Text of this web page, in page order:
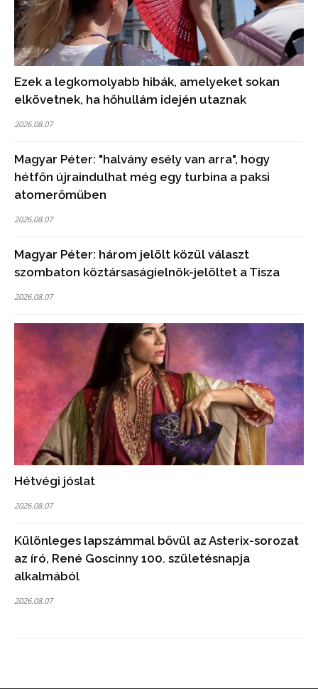
Ezek a legkomolyabb hibák, amelyeket sokan
elkövetnek, ha hőhullám idején utaznak
2026.08.07
Magyar Péter: "halvány esély van arra", hogy
hétfőn újraindulhat még egy turbina a paksi
atomerőműben
2026.08.07
Magyar Péter: három jelölt közül választ
szombaton köztársaságielnök-jelöltet a Tisza
2026.08.07
Hétvégi jóslat
2026.08.07
Különleges lapszámmal bővül az Asterix-sorozat
az író, René Goscinny 100. születésnapja
alkalmából
2026.08.07